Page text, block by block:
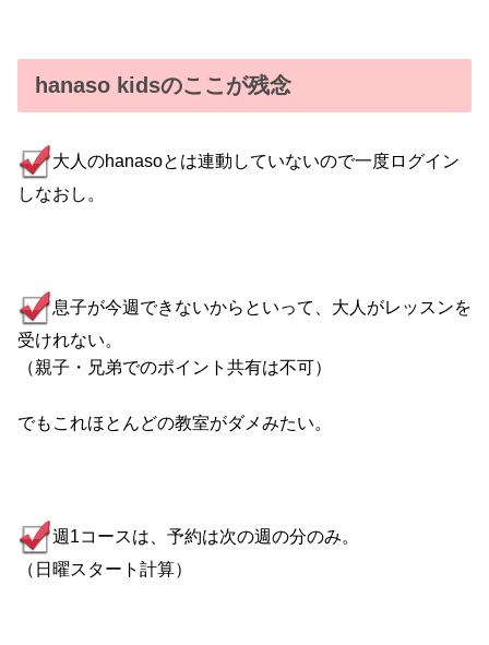
hanaso kidsのここが残念
大人のhanasoとは連動していないので一度ログイン
しなおし。
息子が今週できないからといって、大人がレッスンを
受けれない。
（親子・兄弟でのポイント共有は不可）
でもこれほとんどの教室がダメみたい。
週1コースは、予約は次の週の分のみ。
（日曜スタート計算）